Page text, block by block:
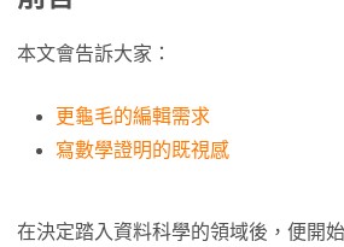
本文會告訴大家：
更龜毛的編輯需求
寫數學證明的既視感
在決定踏入資料科學的領域後，便開